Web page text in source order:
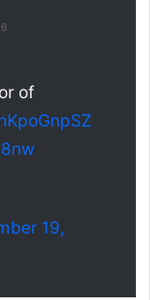
of
19,